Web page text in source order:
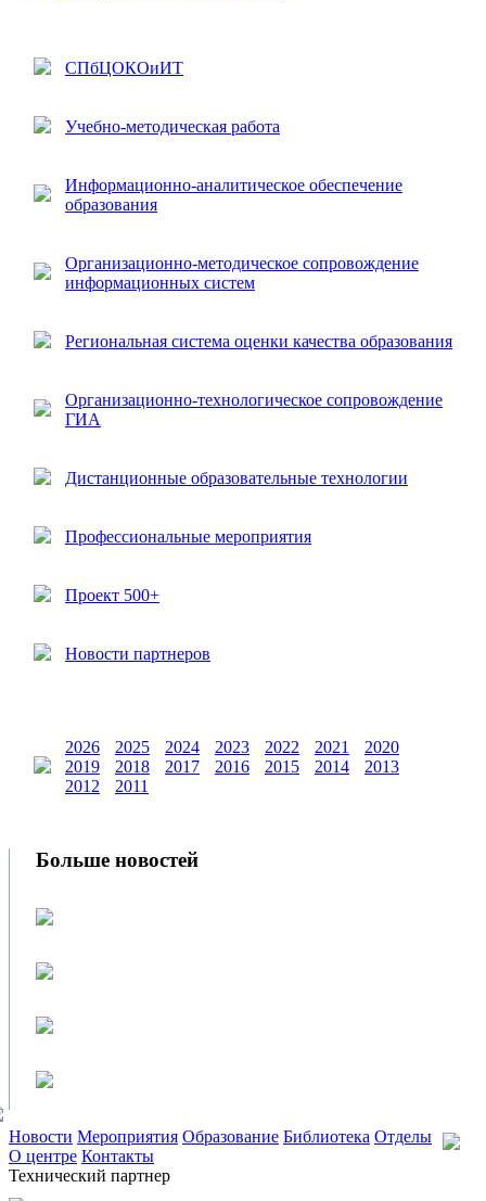
СПбЦОКОиИТ
Учебно-методическая работа
Информационно-аналитическое обеспечение
образования
Организационно-методическое сопровождение
информационных систем
Региональная система оценки качества образования
Организационно-технологическое сопровождение
ГИА
Дистанционные образовательные технологии
Профессиональные мероприятия
Проект 500+
Новости партнеров
2026 2025 2024 2023 2022 2021
2020
2019
2018 2017 2016 2015 2014
2013
2012
2011
Больше новостей
Новости Мероприятия Образование Библиотека Отделы
О центре Контакты
Технический партнер